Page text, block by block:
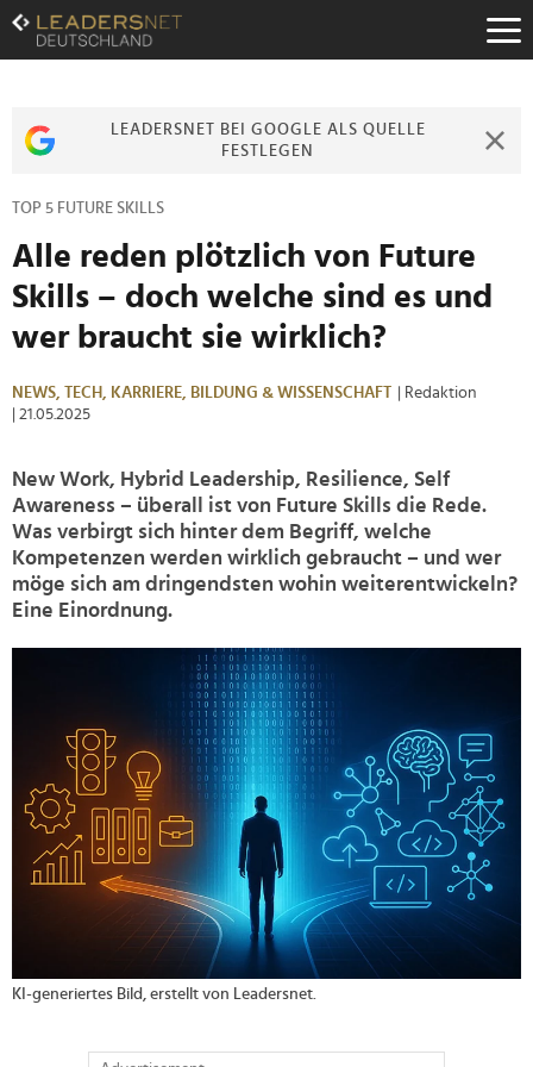
Zum
Inhalt
Zur
Zur
LEADERSNET BEI GOOGLE ALS QUELLE
FESTLEGEN
TOP 5 FUTURE SKILLS
Alle reden plötzlich von Future
Skills – doch welche sind es und
wer braucht sie wirklich?
NEWS, TECH, KARRIERE, BILDUNG & WISSENSCHAFT
| Redaktion
| 21.05.2025
New Work, Hybrid Leadership, Resilience, Self
Awareness – überall ist von Future Skills die Rede.
Was verbirgt sich hinter dem Begriff, welche
Kompetenzen werden wirklich gebraucht – und wer
möge sich am dringendsten wohin weiterentwickeln?
Eine Einordnung.
KI-generiertes Bild, erstellt von Leadersnet.